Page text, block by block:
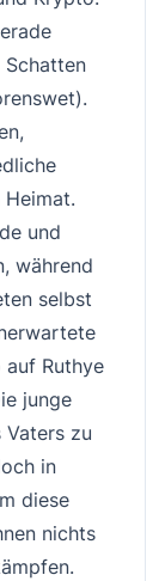
und
während
selbst
auf Ruthye
junge
Vaters zu
in
diese
nichts